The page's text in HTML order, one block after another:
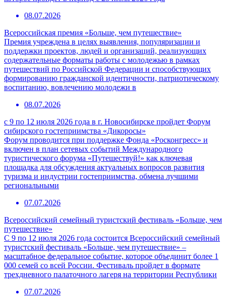
08.07.2026
Всероссийская премия «Больше, чем путешествие»
Премия учреждена в целях выявления, популяризации и
поддержки проектов, людей и организаций, реализующих
содержательные форматы работы с молодежью в рамках
путешествий по Российской Федерации и способствующих
формированию гражданской идентичности, патриотическому
воспитанию, вовлечению молодежи в
08.07.2026
с 9 по 12 июля 2026 года в г. Новосибирске пройдет Форум
сибирского гостеприимства «Дикоросы»
Форум проводится при поддержке Фонда «Росконгресс» и
включен в план сетевых событий Международного
туристического форума «Путешествуй!» как ключевая
площадка для обсуждения актуальных вопросов развития
туризма и индустрии гостеприимства, обмена лучшими
региональными
07.07.2026
Всероссийский семейный туристский фестиваль «Больше, чем
путешествие»
С 9 по 12 июля 2026 года состоится Всероссийский семейный
туристский фестиваль «Больше, чем путешествие» –
масштабное федеральное событие, которое объединит более 1
000 семей со всей России. Фестиваль пройдет в формате
трехдневного палаточного лагеря на территории Республики
07.07.2026